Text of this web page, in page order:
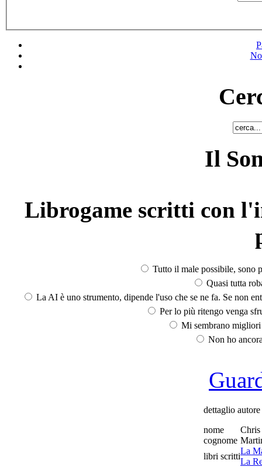
Il
Librogame scritti con
Tutto il male possibile, sono
Quasi tutta
La AI è uno strumento, dipende l'uso che se ne fa. Se non
Per lo più ritengo venga
Mi sembrano
Non ho
dettaglio autore
nome
Chris
cognome
libri scritti
La
La